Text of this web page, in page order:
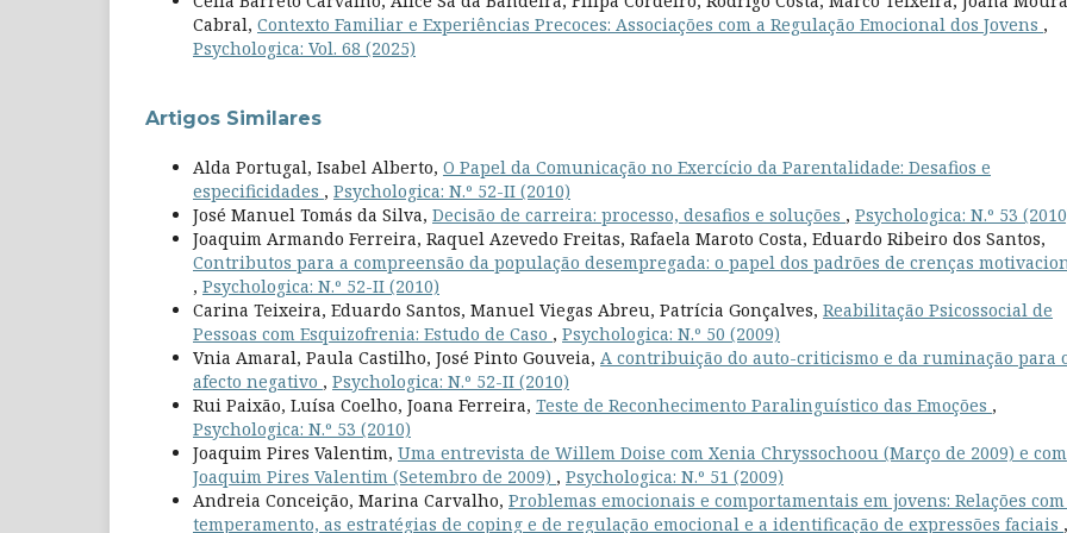
Cabral, Contexto Familiar e Experiências Precoces: Associações com a Regulação Emocional dos Jovens ,
Psychologica: Vol. 68 (2025)
Artigos Similares
Alda Portugal, Isabel Alberto, O Papel da Comunicação no Exercício da Parentalidade: Desafios e
especificidades , Psychologica: N.º 52-II (2010)
José Manuel Tomás da Silva, Decisão de carreira: processo, desafios e soluções , Psychologica: N.º 53
Joaquim Armando Ferreira, Raquel Azevedo Freitas, Rafaela Maroto Costa, Eduardo Ribeiro dos Santos,
Contributos para a compreensão da população desempregada: o papel dos padrões de crenças
, Psychologica: N.º 52-II (2010)
Carina Teixeira, Eduardo Santos, Manuel Viegas Abreu, Patrícia Gonçalves, Reabilitação Psicossocial de
Pessoas com Esquizofrenia: Estudo de Caso , Psychologica: N.º 50 (2009)
Vnia Amaral, Paula Castilho, José Pinto Gouveia, A contribuição do auto-criticismo e da ruminação para
afecto negativo , Psychologica: N.º 52-II (2010)
Rui Paixão, Luísa Coelho, Joana Ferreira, Teste de Reconhecimento Paralinguístico das Emoções ,
Psychologica: N.º 53 (2010)
Joaquim Pires Valentim, Uma entrevista de Willem Doise com Xenia Chryssochoou (Março de 2009) e com
Joaquim Pires Valentim (Setembro de 2009) , Psychologica: N.º 51 (2009)
Andreia Conceição, Marina Carvalho, Problemas emocionais e comportamentais em jovens: Relações com
temperamento, as estratégias de coping e de regulação emocional e a identificação de expressões faciais ,